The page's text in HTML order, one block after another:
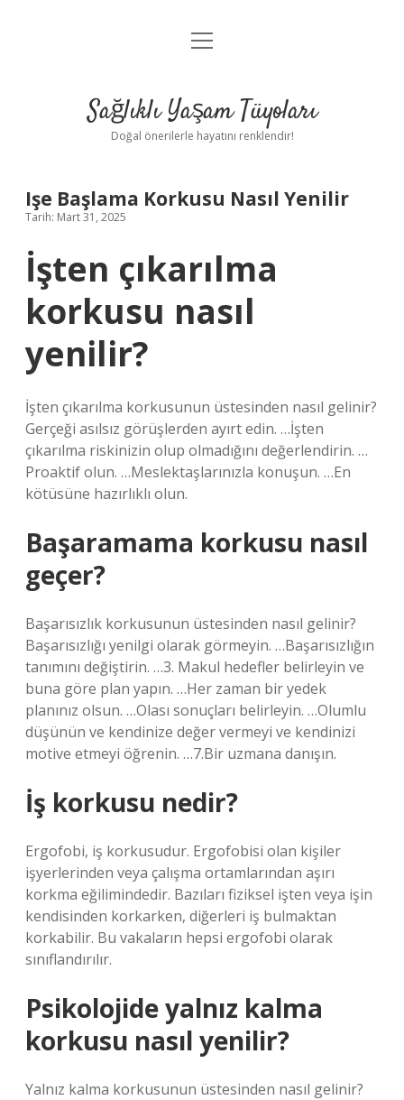
Anasayfa
Yasal Uyarı
menüyü
Sağlıklı Yaşam Tüyoları
Doğal önerilerle hayatını renklendir!
Işe Başlama Korkusu Nasıl Yenilir
Tarih: Mart 31, 2025
İşten çıkarılma
korkusu nasıl
yenilir?
İşten çıkarılma korkusunun üstesinden nasıl gelinir?
Gerçeği asılsız görüşlerden ayırt edin. …İşten
çıkarılma riskinizin olup olmadığını değerlendirin. …
Proaktif olun. …Meslektaşlarınızla konuşun. …En
kötüsüne hazırlıklı olun.
Başaramama korkusu nasıl
geçer?
Başarısızlık korkusunun üstesinden nasıl gelinir?
Başarısızlığı yenilgi olarak görmeyin. …Başarısızlığın
tanımını değiştirin. …3. Makul hedefler belirleyin ve
buna göre plan yapın. …Her zaman bir yedek
planınız olsun. …Olası sonuçları belirleyin. …Olumlu
düşünün ve kendinize değer vermeyi ve kendinizi
motive etmeyi öğrenin. …7.Bir uzmana danışın.
İş korkusu nedir?
Ergofobi, iş korkusudur. Ergofobisi olan kişiler
işyerlerinden veya çalışma ortamlarından aşırı
korkma eğilimindedir. Bazıları fiziksel işten veya işin
kendisinden korkarken, diğerleri iş bulmaktan
korkabilir. Bu vakaların hepsi ergofobi olarak
sınıflandırılır.
Psikolojide yalnız kalma
korkusu nasıl yenilir?
Yalnız kalma korkusunun üstesinden nasıl gelinir?